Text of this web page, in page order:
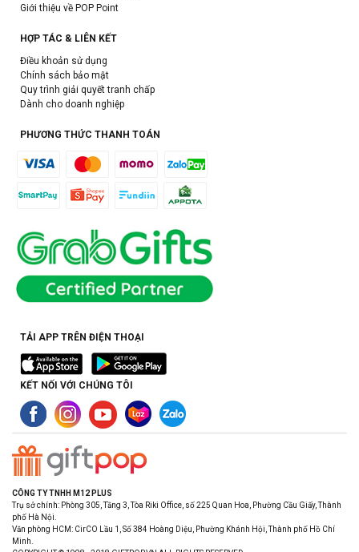
Giới thiệu về POP Point
HỢP TÁC & LIÊN KẾT
Điều khoản sử dụng
Chính sách bảo mật
Quy trình giải quyết tranh chấp
Dành cho doanh nghiệp
PHƯƠNG THỨC THANH TOÁN
TẢI APP TRÊN ĐIỆN THOẠI
KẾT NỐI VỚI CHÚNG TÔI
CÔNG TY TNHH M12 PLUS
Trụ sở chính: Phòng 305, Tầng 3, Tòa Riki Office, số 225 Quan Hoa, Phường Cầu Giấy, Thành
phố Hà Nội.
Văn phòng HCM: CirCO Lầu 1, Số 384 Hoàng Diệu, Phường Khánh Hội, Thành phố Hồ Chí
Minh.